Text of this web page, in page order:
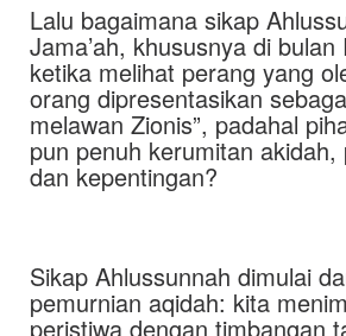
Lalu bagaimana sikap
Jama’ah, khususnya di bulan
ketika melihat perang yang
orang dipresentasikan
melawan Zionis”, padahal
pun penuh kerumitan akidah,
dan kepentingan?
Sikap Ahlussunnah dimulai
pemurnian aqidah: kita
peristiwa dengan timbangan